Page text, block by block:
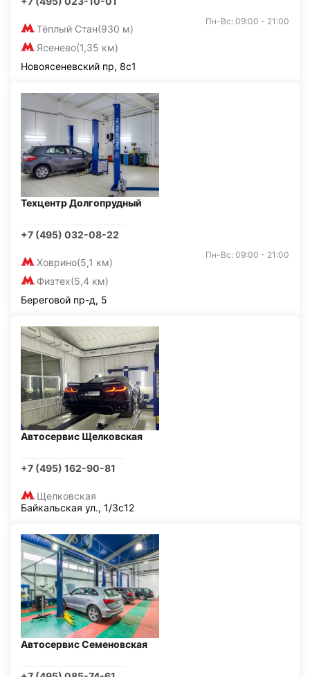
Тёплый Стан(930 м)
Ясенево(1,35 км)
Пн-Вс: 09:00 - 21:00
Новоясеневский пр, 8с1
Техцентр Долгопрудный
+7 (495) 032-08-22
Ховрино(5,1 км)
Физтех(5,4 км)
Пн-Вс: 09:00 - 21:00
Береговой пр-д, 5
Автосервис Щелковская
+7 (495) 162-90-81
Щелковская
Байкальская ул., 1/3с12
Автосервис Семеновская